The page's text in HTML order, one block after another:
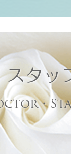
スタッ
・